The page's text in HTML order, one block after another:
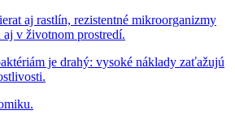
aj rastlín, rezistentné mikroorganizmy
v životnom prostredí.
je drahý: vysoké náklady zaťažujú